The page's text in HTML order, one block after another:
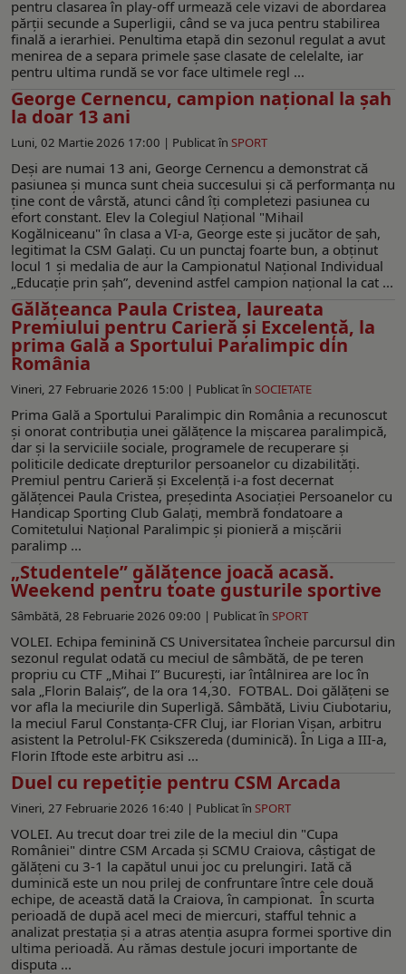
pentru clasarea în play-off urmează cele vizavi de abordarea
părții secunde a Superligii, când se va juca pentru stabilirea
finală a ierarhiei. Penultima etapă din sezonul regulat a avut
menirea de a separa primele șase clasate de celelalte, iar
pentru ultima rundă se vor face ultimele regl ...
George Cernencu, campion național la șah
la doar 13 ani
Luni, 02 Martie 2026 17:00 | Publicat în SPORT
Deși are numai 13 ani, George Cernencu a demonstrat că
pasiunea și munca sunt cheia succesului și că performanța nu
ține cont de vârstă, atunci când îţi completezi pasiunea cu
efort constant. Elev la Colegiul Naţional "Mihail
Kogălniceanu" în clasa a VI-a, George este și jucător de șah,
legitimat la CSM Galaţi. Cu un punctaj foarte bun, a obținut
locul 1 și medalia de aur la Campionatul Național Individual
„Educație prin șah”, devenind astfel campion național la cat ...
Gălățeanca Paula Cristea, laureata
Premiului pentru Carieră și Excelență, la
prima Gală a Sportului Paralimpic din
România
Vineri, 27 Februarie 2026 15:00 | Publicat în SOCIETATE
Prima Gală a Sportului Paralimpic din România a recunoscut
și onorat contribuția unei gălățence la mișcarea paralimpică,
dar și la serviciile sociale, programele de recuperare și
politicile dedicate drepturilor persoanelor cu dizabilități.
Premiul pentru Carieră și Excelență i-a fost decernat
gălățencei Paula Cristea, președinta Asociației Persoanelor cu
Handicap Sporting Club Galați, membră fondatoare a
Comitetului Național Paralimpic și pionieră a mișcării
paralimp ...
„Studentele” gălățence joacă acasă.
Weekend pentru toate gusturile sportive
Sâmbătă, 28 Februarie 2026 09:00 | Publicat în SPORT
VOLEI. Echipa feminină CS Universitatea încheie parcursul din
sezonul regulat odată cu meciul de sâmbătă, de pe teren
propriu cu CTF „Mihai I” București, iar întâlnirea are loc în
sala „Florin Balaiș”, de la ora 14,30. FOTBAL. Doi gălățeni se
vor afla la meciurile din Superligă. Sâmbătă, Liviu Ciubotariu,
la meciul Farul Constanța-CFR Cluj, iar Florian Vișan, arbitru
asistent la Petrolul-FK Csikszereda (duminică). În Liga a III-a,
Florin Iftode este arbitru asi ...
Duel cu repetiție pentru CSM Arcada
Vineri, 27 Februarie 2026 16:40 | Publicat în SPORT
VOLEI. Au trecut doar trei zile de la meciul din "Cupa
României" dintre CSM Arcada și SCMU Craiova, câștigat de
gălățeni cu 3-1 la capătul unui joc cu prelungiri. Iată că
duminică este un nou prilej de confruntare între cele două
echipe, de această dată la Craiova, în campionat. În scurta
perioadă de după acel meci de miercuri, stafful tehnic a
analizat prestația și a atras atenția asupra formei sportive din
ultima perioadă. Au rămas destule jocuri importante de
disputa ...